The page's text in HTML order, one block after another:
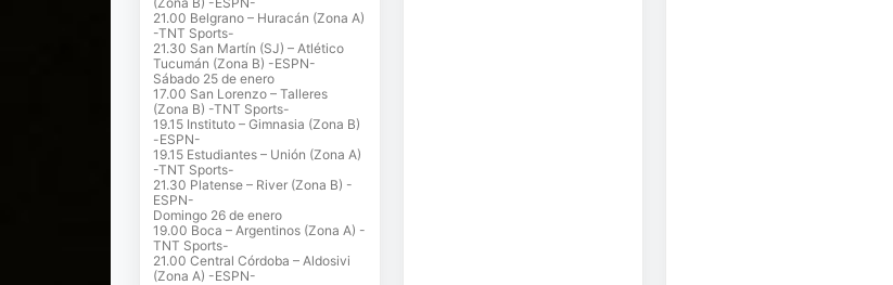
21.00 Belgrano – Huracán (Zona A)
-TNT Sports-
21.30 San Martín (SJ) – Atlético
Tucumán (Zona B) -ESPN-
Sábado 25 de enero
17.00 San Lorenzo – Talleres
(Zona B) -TNT Sports-
19.15 Instituto – Gimnasia (Zona B)
-ESPN-
19.15 Estudiantes – Unión (Zona A)
-TNT Sports-
21.30 Platense – River (Zona B) -
ESPN-
Domingo 26 de enero
19.00 Boca – Argentinos (Zona A) -
TNT Sports-
21.00 Central Córdoba – Aldosivi
(Zona A) -ESPN-